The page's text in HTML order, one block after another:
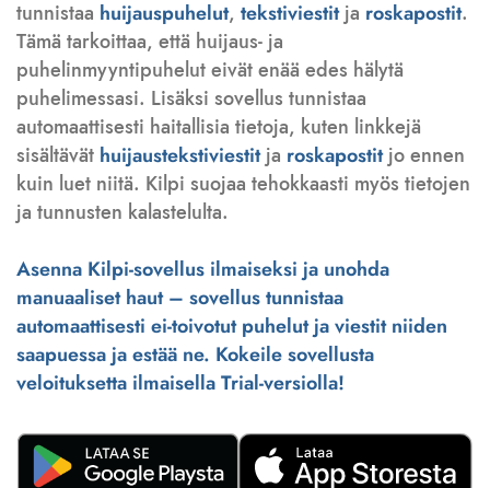
tunnistaa huijauspuhelut, tekstiviestitja roskapostit.
Tämä tarkoittaa, että huijaus- ja
puhelinmyyntipuhelut eivät enää edes hälytä
puhelimessasi. Lisäksi sovellus tunnistaa
automaattisesti haitallisia tietoja, kuten linkkejä
sisältävät huijaustekstiviestitja roskapostitjo ennen
kuin luet niitä. Kilpi suojaa tehokkaasti myös tietojen
ja tunnusten kalastelulta.
Asenna Kilpi-sovellus ilmaiseksi ja unohda
manuaaliset haut – sovellus tunnistaa
automaattisesti ei-toivotut puhelut ja viestit niiden
saapuessa ja estää ne. Kokeile sovellusta
veloituksetta ilmaisella Trial-versiolla!